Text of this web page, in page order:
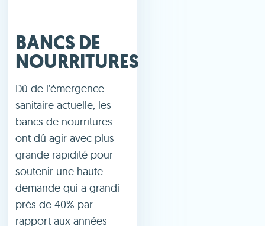
BANCS DE
NOURRITURES
Dû de l’émergence
sanitaire actuelle, les
bancs de nourritures
ont dû agir avec plus
grande rapidité pour
soutenir une haute
demande qui a grandi
près de 40% par
rapport aux années